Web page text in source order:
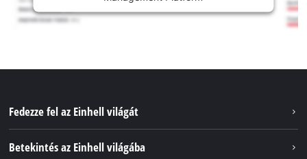
Fedezze fel az Einhell világát
Betekintés az Einhell világába